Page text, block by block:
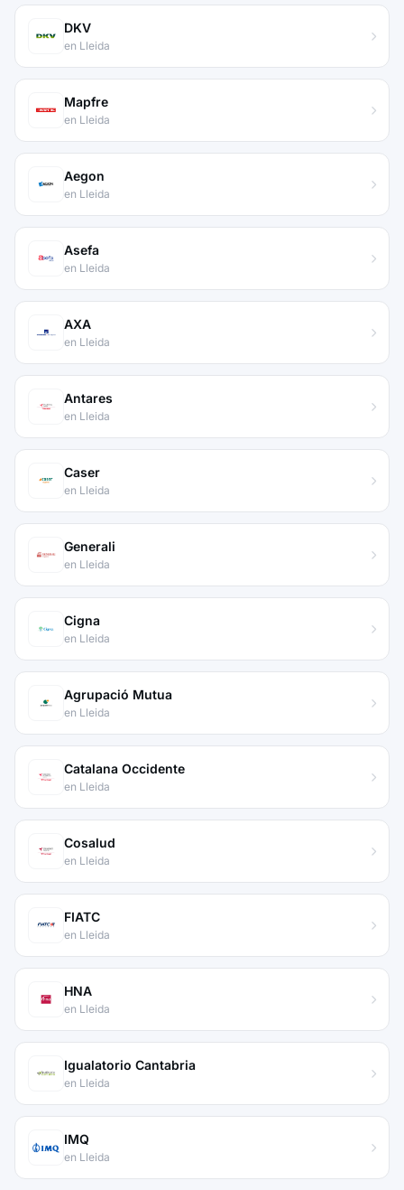
DKV
en Lleida
Mapfre
en Lleida
Aegon
en Lleida
Asefa
en Lleida
AXA
en Lleida
Antares
en Lleida
Caser
en Lleida
Generali
en Lleida
Cigna
en Lleida
Agrupació Mutua
en Lleida
Catalana Occidente
en Lleida
Cosalud
en Lleida
FIATC
en Lleida
HNA
en Lleida
Igualatorio Cantabria
en Lleida
IMQ
en Lleida